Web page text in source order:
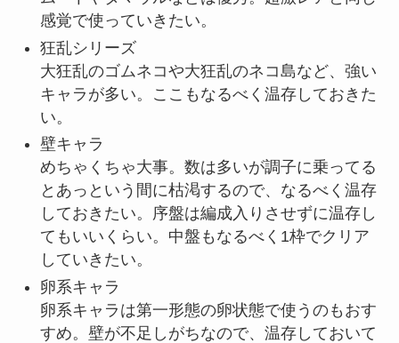
感覚で使っていきたい。
狂乱シリーズ
大狂乱のゴムネコや大狂乱のネコ島など、強い
キャラが多い。ここもなるべく温存しておきた
い。
壁キャラ
めちゃくちゃ大事。数は多いが調子に乗ってる
とあっという間に枯渇するので、なるべく温存
しておきたい。序盤は編成入りさせずに温存し
てもいいくらい。中盤もなるべく1枠でクリア
していきたい。
卵系キャラ
卵系キャラは第一形態の卵状態で使うのもおす
すめ。壁が不足しがちなので、温存しておいて